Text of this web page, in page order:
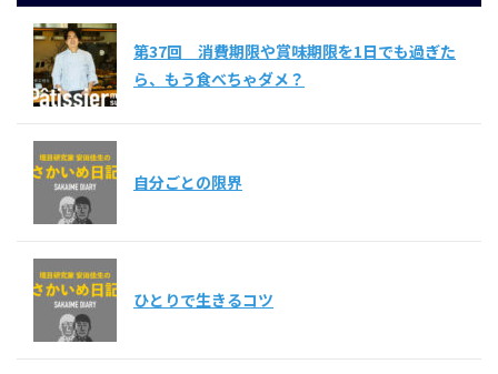
第37回 消費期限や賞味期限を1日でも過ぎた
ら、もう食べちゃダメ？
自分ごとの限界
ひとりで生きるコツ